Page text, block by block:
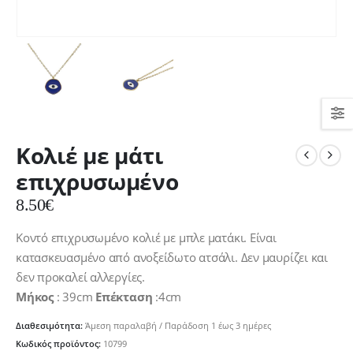
Κολιέ με μάτι
επιχρυσωμένο
8.50€
Κοντό επιχρυσωμένο κολιέ με μπλε ματάκι. Είναι
κατασκευασμένο από ανοξείδωτο ατσάλι. Δεν μαυρίζει και
δεν προκαλεί αλλεργίες.
Μήκος : 39cm Επέκταση :4cm
Διαθεσιμότητα: Άμεση παραλαβή / Παράδoση 1 έως 3 ημέρες
Κωδικός προϊόντος: 10799